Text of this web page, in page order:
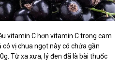
vitamin C hơn vitamin C trong cam
có vị chua ngọt này có chứa gần
Từ xa xưa, lý đen đã là bài thuốc